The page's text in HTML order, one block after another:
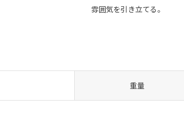
雰囲気を引き立てる。
重量